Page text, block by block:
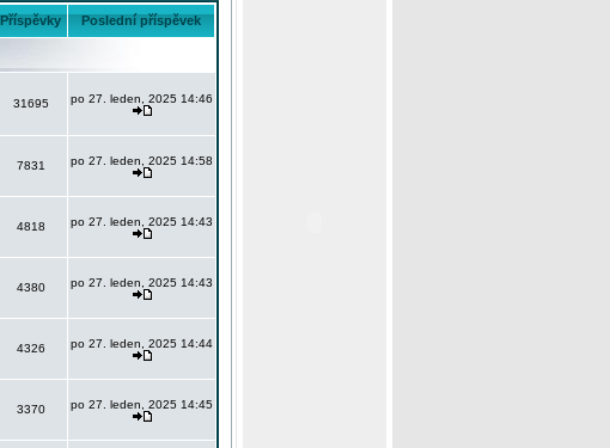
Příspěvky Poslední příspěvek
31695 po 27. leden, 2025 14:46
7831 po 27. leden, 2025 14:58
4818 po 27. leden, 2025 14:43
4380 po 27. leden, 2025 14:43
4326 po 27. leden, 2025 14:44
3370 po 27. leden, 2025 14:45